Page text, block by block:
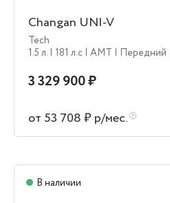
Changan UNI-V
Tech
1.5 л. | 181 л.c | AMT | Передний
3 329 900 ₽
от 53 708 ₽ р/мес.
В наличии